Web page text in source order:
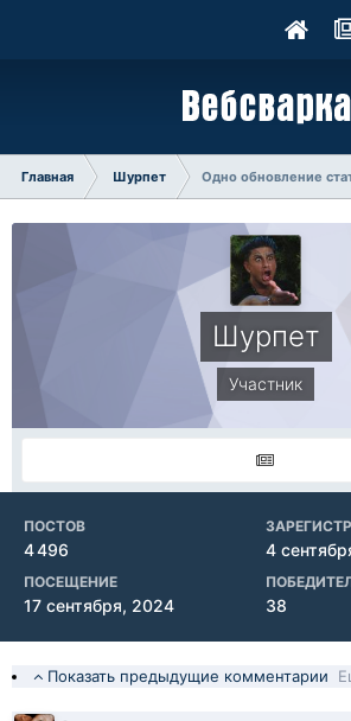
Главная Шурпет Одно обновление
Шурпет
Участник
ПОСТОВ
4 496 4
ПОСЕЩЕНИЕ
17 сентября, 2024 38
Показать предыдущие комментарии